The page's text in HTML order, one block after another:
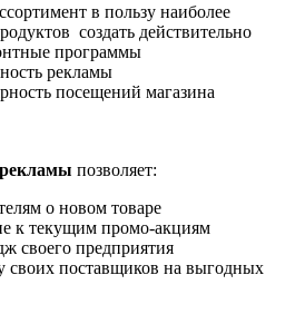
в пользу наиболее
создать действительно
программы
рекламы
посещений магазина
ы позволяет:
о новом товаре
к текущим промо-акциям
своего предприятия
своих поставщиков на выгодных